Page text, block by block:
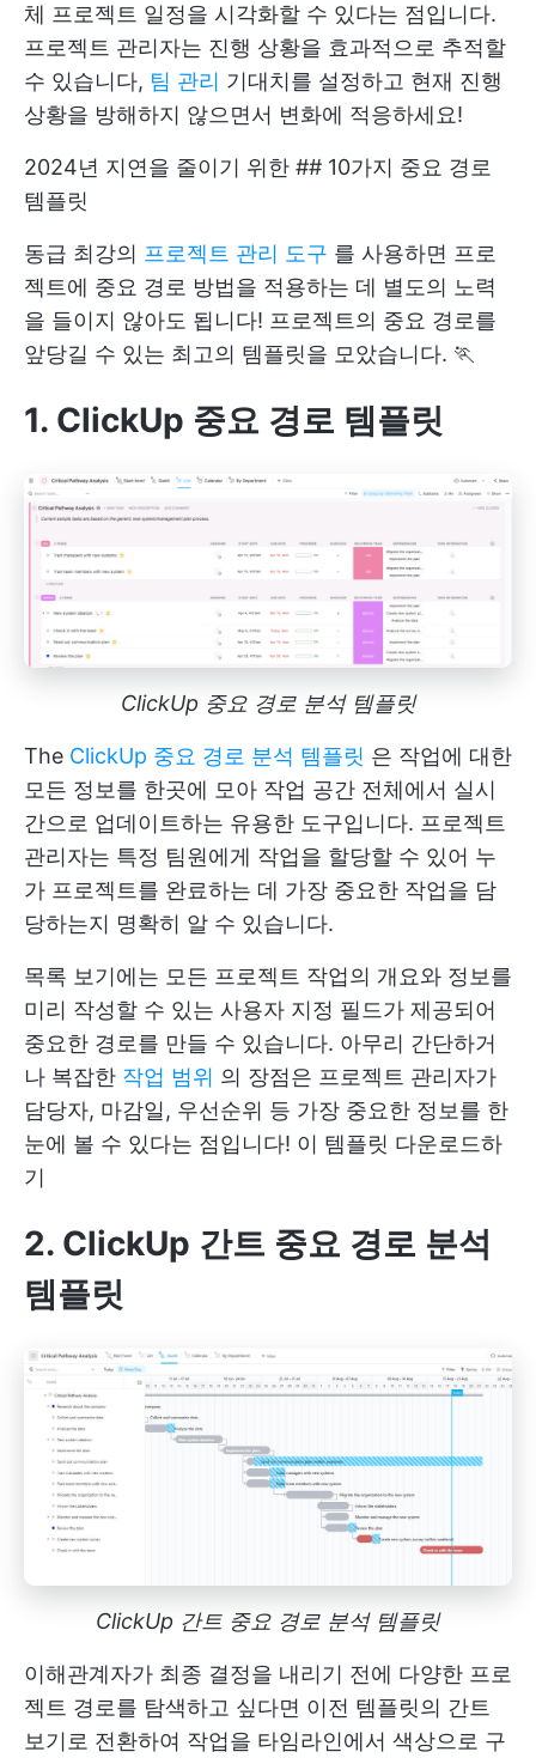
체 프로젝트 일정을 시각화할 수 있다는 점입니다.
프로젝트 관리자는 진행 상황을 효과적으로 추적할
수 있습니다, 팀 관리 기대치를 설정하고 현재 진행
상황을 방해하지 않으면서 변화에 적응하세요!
2024년 지연을 줄이기 위한 ## 10가지 중요 경로
템플릿
동급 최강의 프로젝트 관리 도구 를 사용하면 프로
젝트에 중요 경로 방법을 적용하는 데 별도의 노력
을 들이지 않아도 됩니다! 프로젝트의 중요 경로를
앞당길 수 있는 최고의 템플릿을 모았습니다. 🏃
1. ClickUp 중요 경로 템플릿
ClickUp 중요 경로 분석 템플릿
The ClickUp 중요 경로 분석 템플릿 은 작업에 대한
모든 정보를 한곳에 모아 작업 공간 전체에서 실시
간으로 업데이트하는 유용한 도구입니다. 프로젝트
관리자는 특정 팀원에게 작업을 할당할 수 있어 누
가 프로젝트를 완료하는 데 가장 중요한 작업을 담
당하는지 명확히 알 수 있습니다.
목록 보기에는 모든 프로젝트 작업의 개요와 정보를
미리 작성할 수 있는 사용자 지정 필드가 제공되어
중요한 경로를 만들 수 있습니다. 아무리 간단하거
나 복잡한 작업 범위 의 장점은 프로젝트 관리자가
담당자, 마감일, 우선순위 등 가장 중요한 정보를 한
눈에 볼 수 있다는 점입니다! 이 템플릿 다운로드하
기
2. ClickUp 간트 중요 경로 분석
템플릿
ClickUp 간트 중요 경로 분석 템플릿
이해관계자가 최종 결정을 내리기 전에 다양한 프로
젝트 경로를 탐색하고 싶다면 이전 템플릿의 간트
보기로 전환하여 작업을 타임라인에서 색상으로 구